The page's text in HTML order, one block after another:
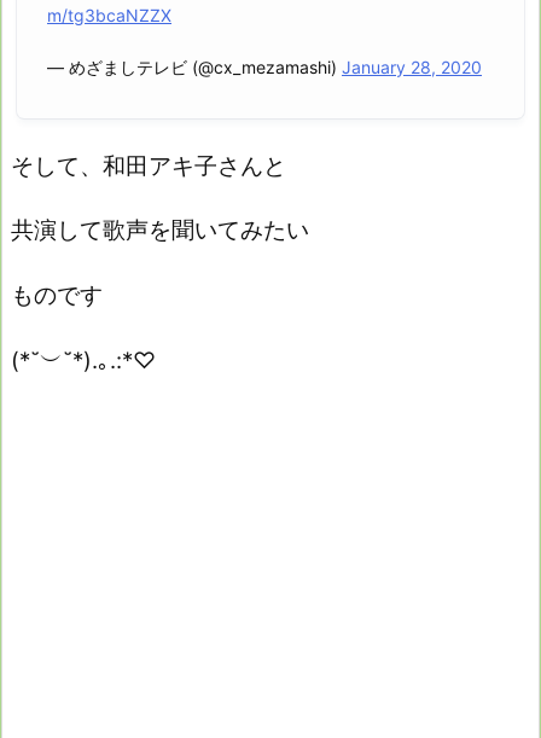
m/tg3bcaNZZX
— めざましテレビ (@cx_mezamashi) January 28, 2020
そして、和田アキ子さんと
共演して歌声を聞いてみたい
ものです
(*˘︶˘*).｡.:*♡